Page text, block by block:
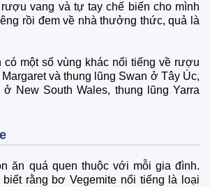
vang và tự tay chế biến cho mình
rồi đem về nhà thưởng thức, quả là
có một số vùng khác nổi tiếng về rượu
và thung lũng Swan ở Tây Úc,
New South Wales, thung lũng Yarra
ăn quá quen thuộc với mỗi gia đình.
rằng bơ Vegemite nổi tiếng là loại